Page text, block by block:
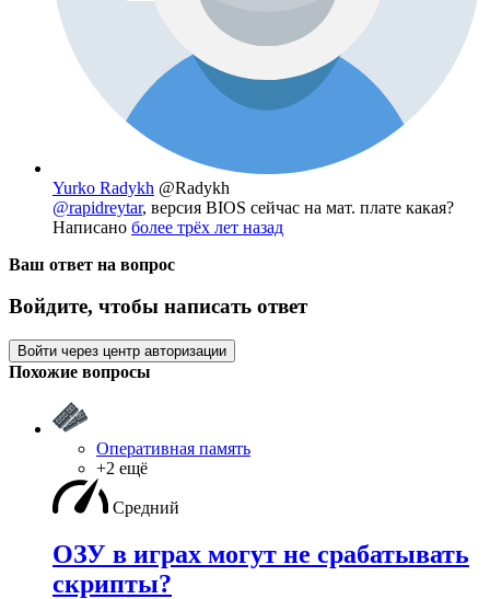
Yurko Radykh @Radykh
@rapidreytar, версия BIOS сейчас на мат. плате какая?
Написано более трёх лет назад
Ваш ответ на вопрос
Войдите, чтобы написать ответ
Войти через центр авторизации
Похожие вопросы
Оперативная память
+2 ещё
Средний
ОЗУ в играх могут не срабатывать
скрипты?